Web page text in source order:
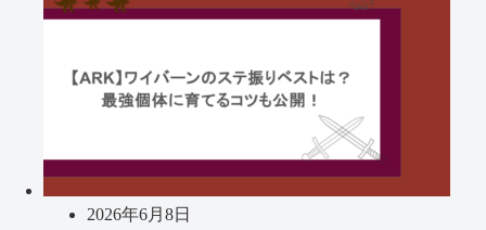
2026年6月8日